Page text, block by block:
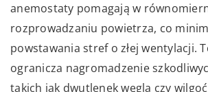
anemostaty pomagają w
rozprowadzaniu powietrza, co
powstawania stref o złej wentylacji.
ogranicza nagromadzenie
takich jak dwutlenek węgla czy